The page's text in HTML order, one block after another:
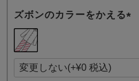
ズボンのカラーをかえる
須
)